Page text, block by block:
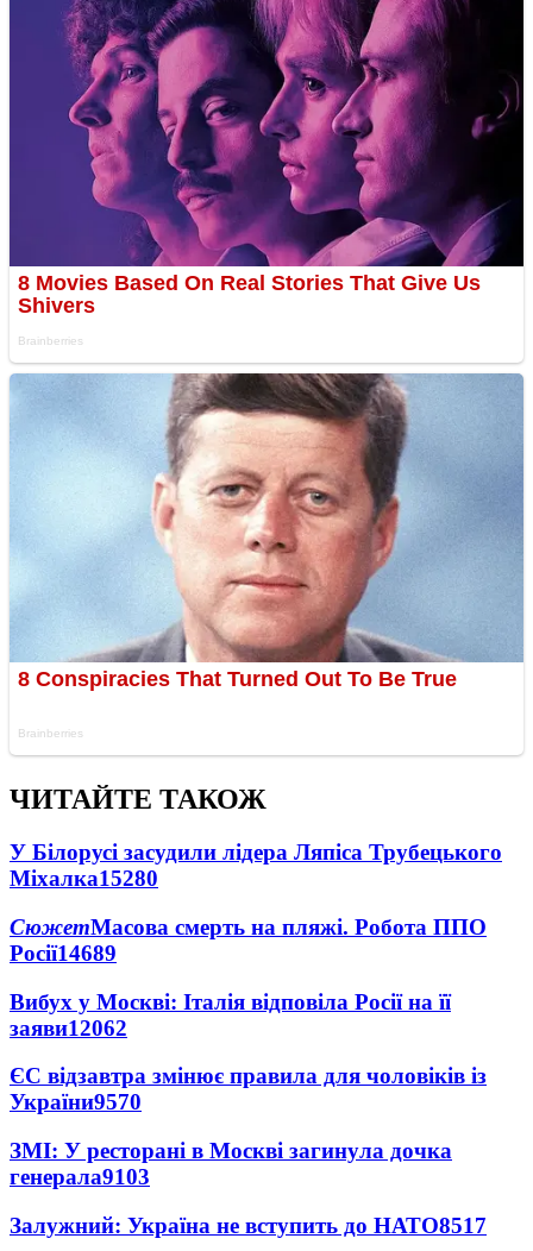
ЧИТАЙТЕ ТАКОЖ
У Білорусі засудили лідера Ляпіса Трубецького
Міхалка15280
СюжетМасова смерть на пляжі. Робота ППО
Росії14689
Вибух у Москві: Італія відповіла Росії на її
заяви12062
ЄС відзавтра змінює правила для чоловіків із
України9570
ЗМІ: У ресторані в Москві загинула дочка
генерала9103
Залужний: Україна не вступить до НАТО8517